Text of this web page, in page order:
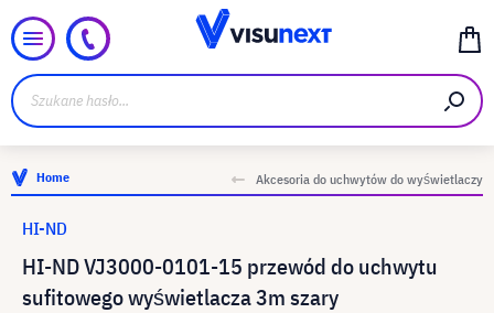
Home Akcesoria do uchwytów do wyświetlaczy
HI-ND VJ3000-0101-15 przewód do uchwytu
sufitowego wyświetlacza 3m szary
HI-ND